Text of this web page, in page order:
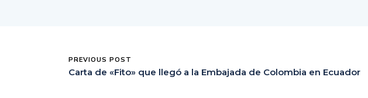
PREVIOUS POST
Carta de «Fito» que llegó a la Embajada de Colombia en Ecuador